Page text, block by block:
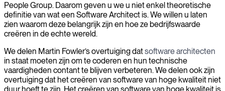
People Group. Daarom geven u we u niet enkel theoretische
definitie van wat een Software Architect is. We willen u laten
zien waarom deze belangrijk zijn en hoe ze bedrijfswaarde
creëren in de echte wereld.
We delen Martin Fowler’s overtuiging datsoftware architecten
in staat moeten zijn om te coderen en hun technische
vaardigheden contant te blijven verbeteren. We delen ook zijn
overtuiging dat het creëren van software van hoge kwaliteit niet